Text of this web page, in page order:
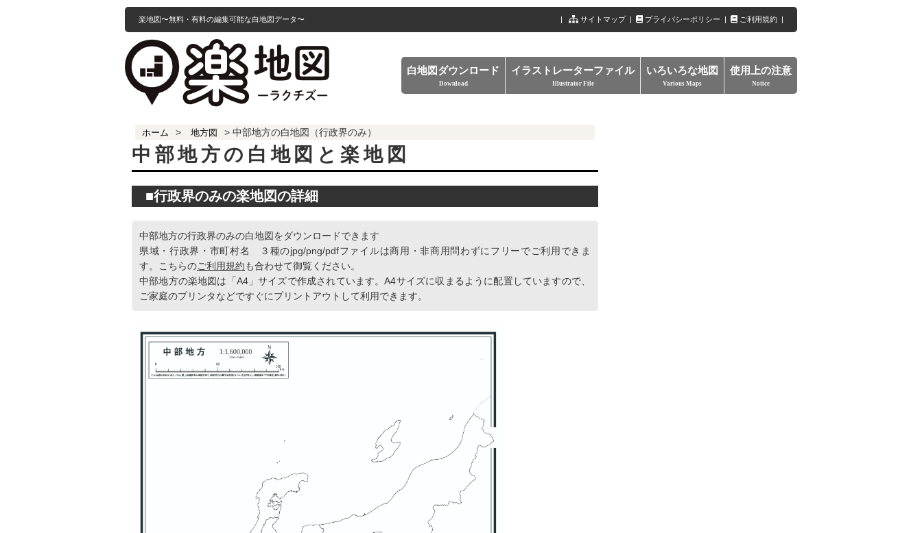
楽地図〜無料・有料の編集可能な白地図データ〜 | サイトマップ| プライバシーポリシー | ご利用規約 |
白地図ダウンロード
Download
イラストレーターファイル
Illustrator File
いろいろな地図
Various Maps
使用上の注意
Notice
ホーム > 地方図 > 中部地方の白地図（行政界のみ）
中部地方の白地図と楽地図
■行政界のみの楽地図の詳細
中部地方の行政界のみの白地図をダウンロードできます
県域・行政界・市町村名 ３種のjpg/png/pdfファイルは商用・非商用問わずにフリーでご利用できま
す。こちらのご利用規約も合わせて御覧ください。
中部地方の楽地図は「A4」サイズで作成されています。A4サイズに収まるように配置していますので、
ご家庭のプリンタなどですぐにプリントアウトして利用できます。